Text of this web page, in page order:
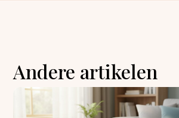
Andere artikelen